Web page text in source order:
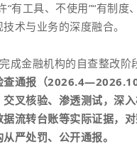
“有工具、不使用”“有制度
术与业务的深度融合。
成金融机构的自查整改阶
查通报（
叉核验、渗透测试，深
流转台账等实际证据，
严处罚、公开通报。